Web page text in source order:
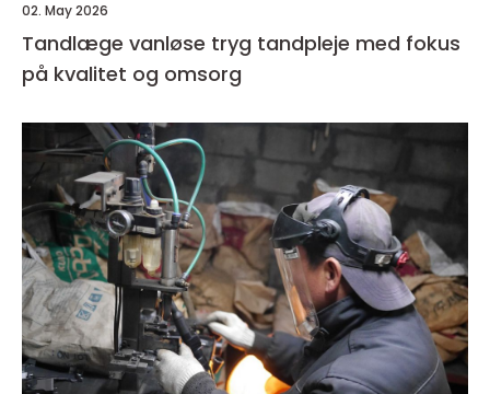
02. May 2026
Tandlæge vanløse tryg tandpleje med fokus
på kvalitet og omsorg